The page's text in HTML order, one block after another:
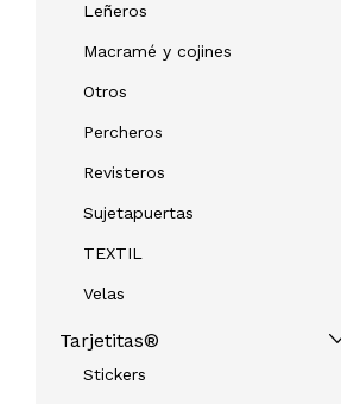
Leñeros
Macramé y cojines
Otros
Percheros
Revisteros
Sujetapuertas
TEXTIL
Velas
Tarjetitas®
Stickers